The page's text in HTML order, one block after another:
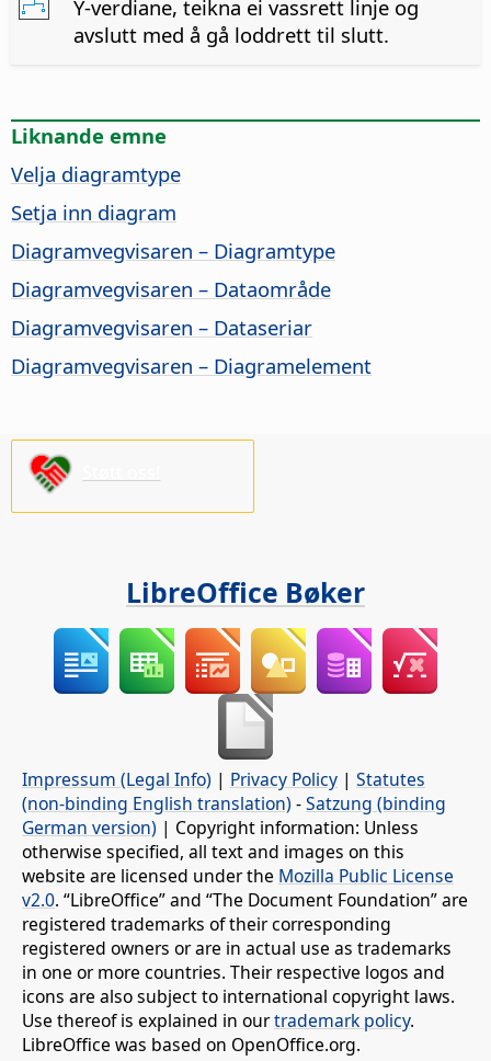
Y-verdiane, teikna ei vassrett linje og
avslutt med å gå loddrett til slutt.
Liknande emne
Velja diagramtype
Setja inn diagram
Diagramvegvisaren – Diagramtype
Diagramvegvisaren – Dataområde
Diagramvegvisaren – Dataseriar
Diagramvegvisaren – Diagramelement
LibreOffice Bøker
Impressum (Legal Info) | Privacy Policy | Statutes
(non-binding English translation) -Satzung (binding
German version) | Copyright information: Unless
otherwise specified, all text and images on this
website are licensed under the Mozilla Public License
v2.0. “LibreOffice” and “The Document Foundation” are
registered trademarks of their corresponding
registered owners or are in actual use as trademarks
in one or more countries. Their respective logos and
icons are also subject to international copyright laws.
Use thereof is explained in ourtrademark policy.
LibreOffice was based on OpenOffice.org.